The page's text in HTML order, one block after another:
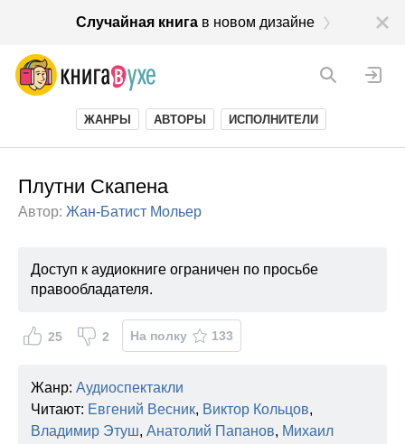
Случайная книгав новом дизайне
ЖАНРЫ АВТОРЫ ИСПОЛНИТЕЛИ
Плутни Скапена
Автор: Жан-Батист Мольер
Доступ к аудиокниге ограничен по просьбе
правообладателя.
25 2 На полку 133
Жанр: Аудиоспектакли
Читают: Евгений Весник, Виктор Кольцов,
Владимир Этуш, Анатолий Папанов, Михаил